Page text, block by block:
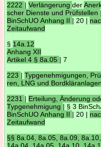
2222 |Verlängerungder
scher Dienste und Prüfstellen
BinSchUO Anhang II | 20 |
Zeitaufwand
§ 14a.12
Anhang XII
Artikel 4 § 8a.05 | 7
223 |Typgenehmigungen,
ren, LNG und
2231 | Erteilung, Änderung
Typgenehmigung | § 3
BinSchUO Anhang II | 20 |
Zeitaufwand
§§ 8a.04, 8a.05, 8a.09, 8a.10,
14a.04, 14a.05, 14a.10,